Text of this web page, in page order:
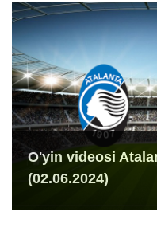
O'yin videosi
(02.06.2024)